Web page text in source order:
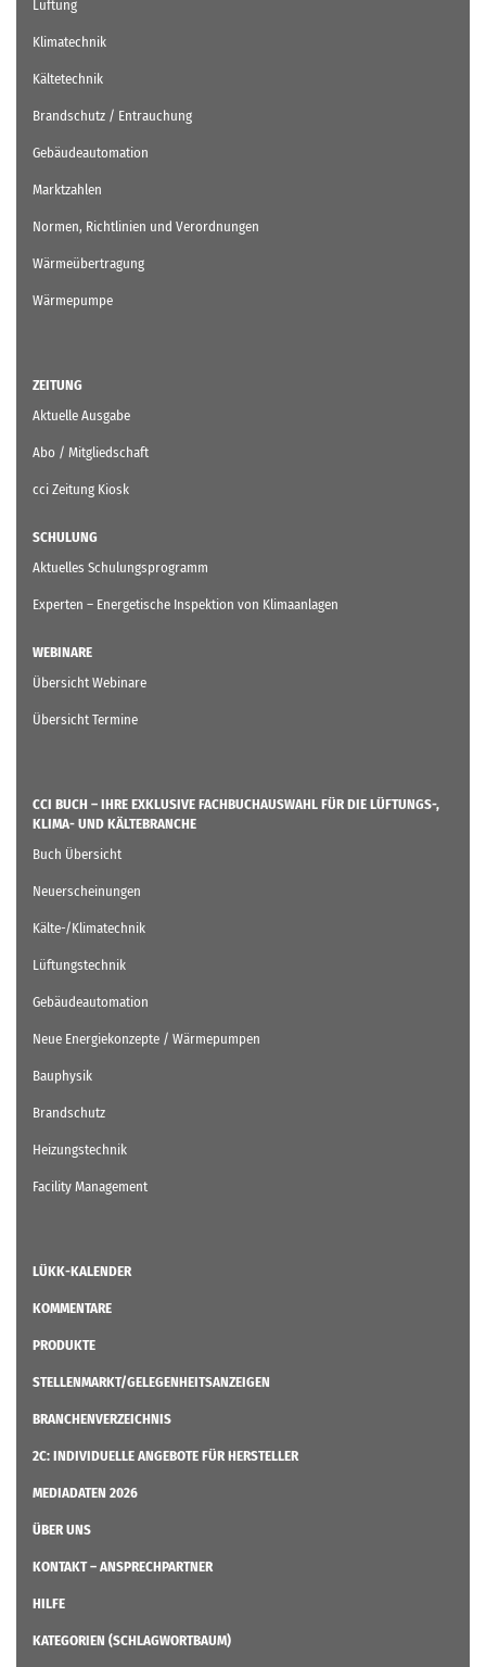
Lüftung
Klimatechnik
Kältetechnik
Brandschutz / Entrauchung
Gebäudeautomation
Marktzahlen
Normen, Richtlinien und Verordnungen
Wärmeübertragung
Wärmepumpe
ZEITUNG
Aktuelle Ausgabe
Abo / Mitgliedschaft
cci Zeitung Kiosk
SCHULUNG
Aktuelles Schulungsprogramm
Experten – Energetische Inspektion von Klimaanlagen
WEBINARE
Übersicht Webinare
Übersicht Termine
CCI BUCH – IHRE EXKLUSIVE FACHBUCHAUSWAHL FÜR DIE LÜFTUNGS-,
KLIMA- UND KÄLTEBRANCHE
Buch Übersicht
Neuerscheinungen
Kälte-/Klimatechnik
Lüftungstechnik
Gebäudeautomation
Neue Energiekonzepte / Wärmepumpen
Bauphysik
Brandschutz
Heizungstechnik
Facility Management
LÜKK-KALENDER
KOMMENTARE
PRODUKTE
STELLENMARKT/GELEGENHEITSANZEIGEN
BRANCHENVERZEICHNIS
2C: INDIVIDUELLE ANGEBOTE FÜR HERSTELLER
MEDIADATEN 2026
ÜBER UNS
KONTAKT – ANSPRECHPARTNER
HILFE
KATEGORIEN (SCHLAGWORTBAUM)